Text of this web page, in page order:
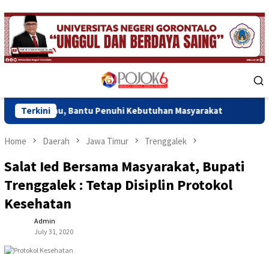
Skip
to
content
Menu
Terkini
Bantu Penuhi Kebutuhan Masyarakat Pemkab
Home Daerah Jawa Timur Trenggalek
Salat Ied Bersama Masyarakat, Bupati
Trenggalek : Tetap Disiplin Protokol
Kesehatan
Admin
July 31, 2020